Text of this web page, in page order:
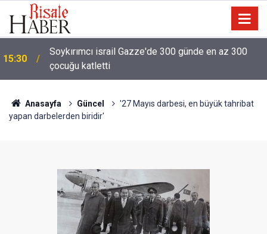
15:30
Soykırımcı israil Gazze'de 300 günde en az 300
çocuğu katletti
Anasayfa Güncel
'27 Mayıs darbesi, en büyük tahribat
yapan darbelerden biridir'